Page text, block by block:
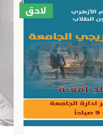
لاحق